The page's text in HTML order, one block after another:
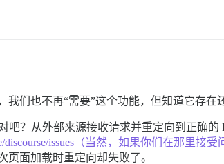
们也不再“需要”这个功能，但知道它存在
吧？从外部来源接收请求并重定向到正确
discourse/issues（当然，如果你们在那里
页面加载时重定向却失败了。